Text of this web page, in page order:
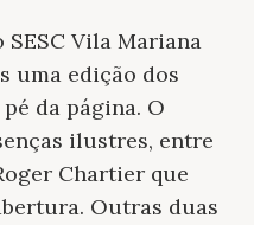
SESC Vila Mariana
uma edição dos
da página. O
ilustres, entre
Chartier que
Outras duas